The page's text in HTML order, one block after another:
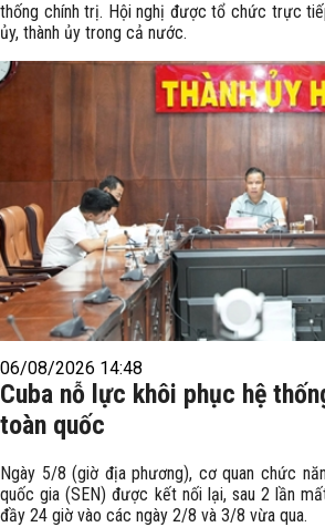
thống chính trị. Hội nghị được tổ chức trực
ủy, thành ủy trong cả nước.
06/08/2026 14:48
Cuba nỗ lực khôi phục hệ
toàn quốc
Ngày 5/8 (giờ địa phương), cơ quan chức
quốc gia (SEN) được kết nối lại, sau 2 lần
đầy 24 giờ vào các ngày 2/8 và 3/8 vừa qua.